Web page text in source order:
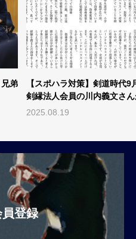
弟
【スポハラ対策】剣道時代9
剣縁法人会員の川内義文さ
されています！
2025.08.19
登録